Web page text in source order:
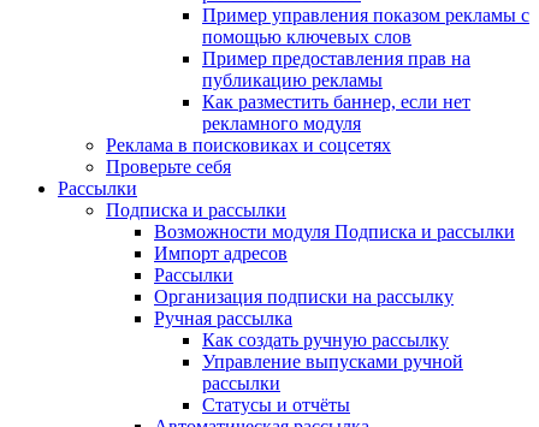
Пример управления показом рекламы с
помощью ключевых слов
Пример предоставления прав на
публикацию рекламы
Как разместить баннер, если нет
рекламного модуля
Реклама в поисковиках и соцсетях
Проверьте себя
Рассылки
Подписка и рассылки
Возможности модуля Подписка и рассылки
Импорт адресов
Рассылки
Организация подписки на рассылку
Ручная рассылка
Как создать ручную рассылку
Управление выпусками ручной
рассылки
Статусы и отчёты